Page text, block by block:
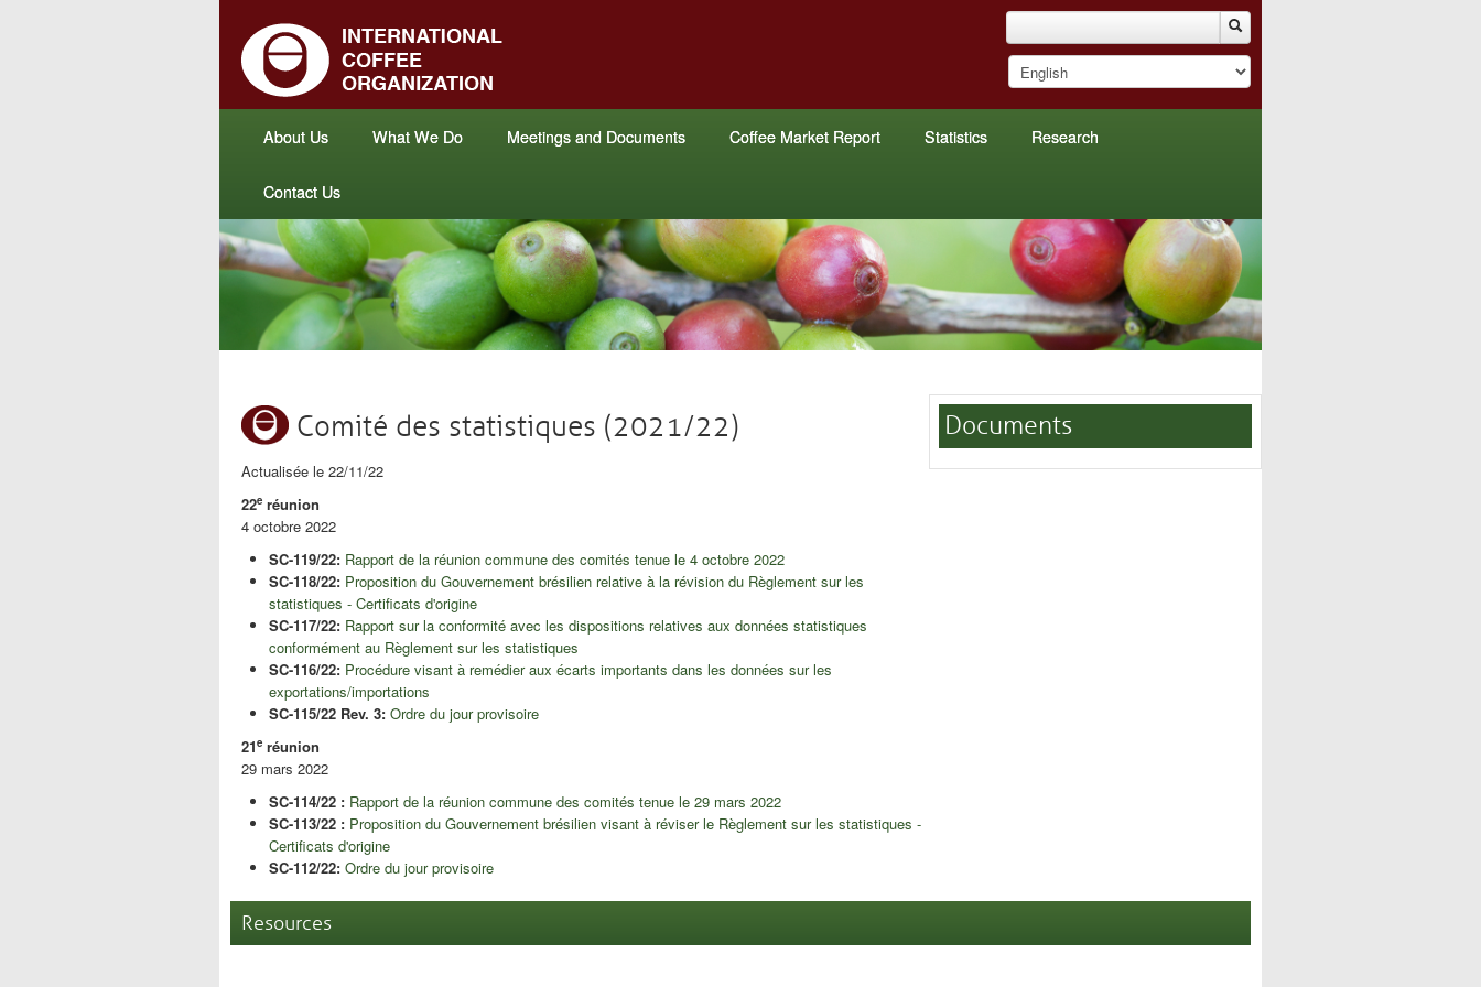
About Us What We Do Meetings and Documents Coffee Market Report Statistics Research
Contact Us
Comité des statistiques (2021/22)
Actualisée le 22/11/22
22e réunion
4 octobre 2022
SC-119/22: Rapport de la réunion commune des comités tenue le 4 octobre 2022
SC-118/22: Proposition du Gouvernement brésilien relative à la révision du Règlement sur les
statistiques - Certificats d'origine
SC-117/22: Rapport sur la conformité avec les dispositions relatives aux données statistiques
conformément au Règlement sur les statistiques
SC-116/22: Procédure visant à remédier aux écarts importants dans les données sur les
exportations/importations
SC-115/22 Rev. 3: Ordre du jour provisoire
21e réunion
29 mars 2022
SC-114/22 : Rapport de la réunion commune des comités tenue le 29 mars 2022
SC-113/22 : Proposition du Gouvernement brésilien visant à réviser le Règlement sur les statistiques -
Certificats d'origine
SC-112/22: Ordre du jour provisoire
Documents
Resources